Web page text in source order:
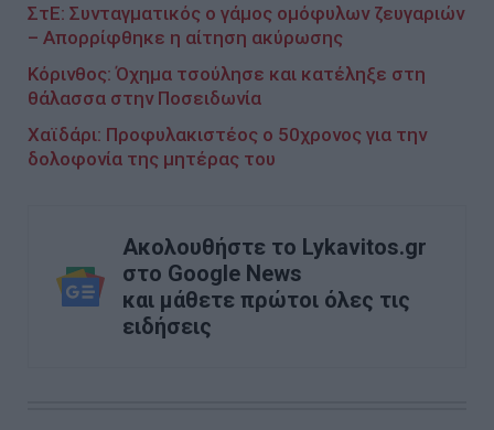
ΣτΕ: Συνταγματικός ο γάμος ομόφυλων ζευγαριών
– Απορρίφθηκε η αίτηση ακύρωσης
Κόρινθος: Όχημα τσούλησε και κατέληξε στη
θάλασσα στην Ποσειδωνία
Χαϊδάρι: Προφυλακιστέος ο 50χρονος για την
δολοφονία της μητέρας του
Ακολουθήστε το Lykavitos.gr
στο Google News
και μάθετε πρώτοι όλες τις
ειδήσεις